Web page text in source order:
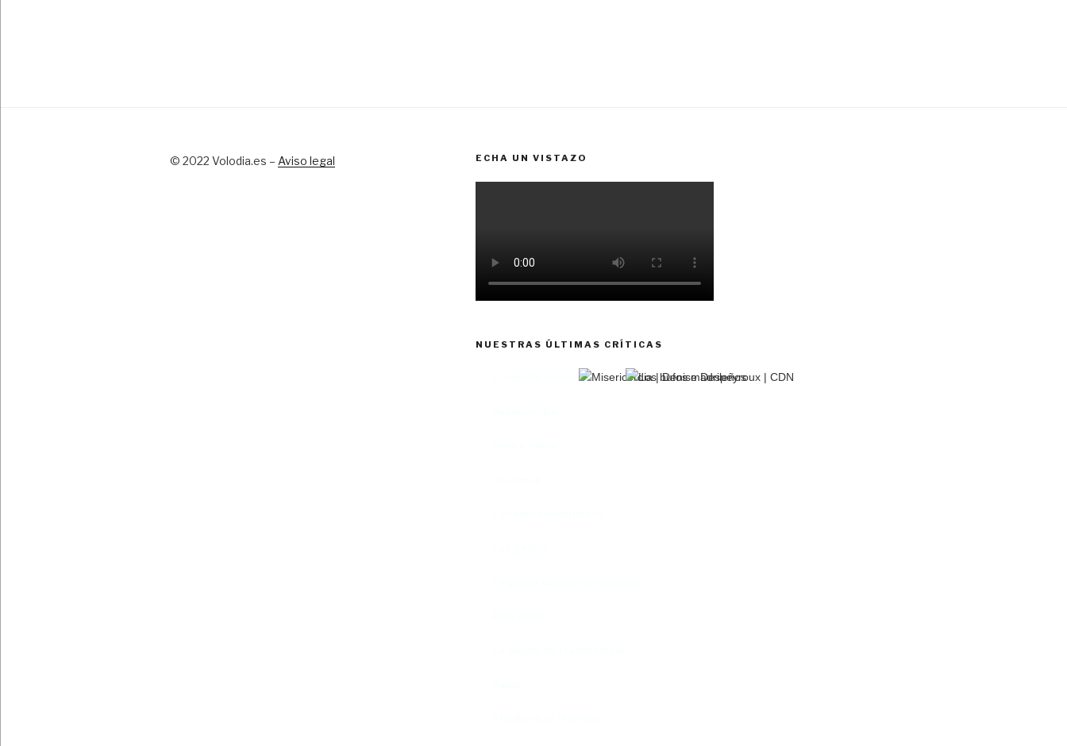
© 2022 Volodia.es – Aviso legal ECHA UN VISTAZO
NUESTRAS ÚLTIMAS CRÍTICAS
El castillo de Lindabridis